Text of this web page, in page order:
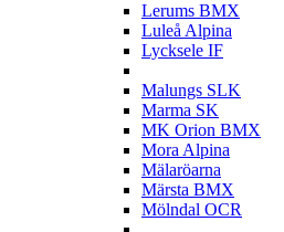
Lerums BMX
Luleå Alpina
Lycksele IF
Malungs SLK
Marma SK
MK Orion BMX
Mora Alpina
Mälaröarna
Märsta BMX
Mölndal OCR